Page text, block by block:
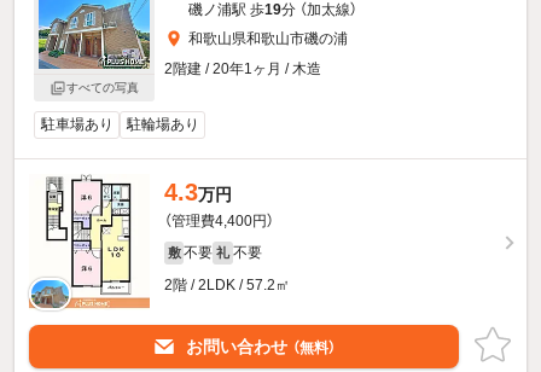
すべての写真
磯ノ浦駅 歩19分 （加太線）
和歌山県和歌山市磯の浦
2階建 / 20年1ヶ月 / 木造
駐車場あり 駐輪場あり
4.3万円
（管理費4,400円）
敷 不要 礼 不要
2階 / 2LDK / 57.2㎡
お問い合わせ （無料）